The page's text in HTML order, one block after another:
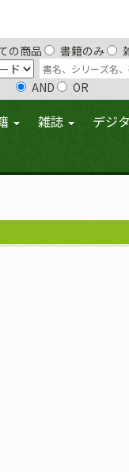
の商品 書籍のみ
AND OR
雑誌 デジ